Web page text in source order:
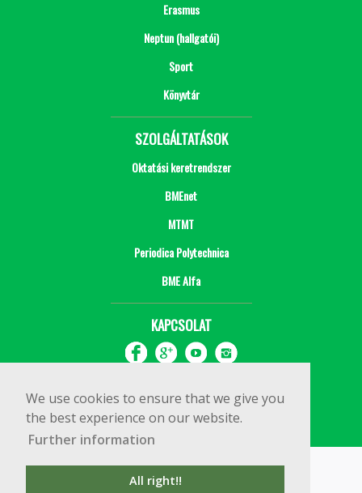
We use cookies to ensure that we give you
the best experience on our website.
Further information
All right!!
Erasmus
Neptun (hallgatói)
Sport
Könyvtár
SZOLGÁLTATÁSOK
Oktatási keretrendszer
BMEnet
MTMT
Periodica Polytechnica
BME Alfa
KAPCSOLAT
Copyright © 2020 BME Építőmérnöki Kar
1111 Budapest, Műegyetem rkp. 3.